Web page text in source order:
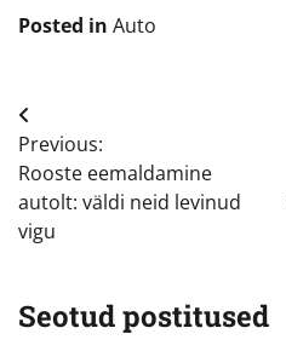
Posted in Auto
Navigeerimine
Previous:
Rooste eemaldamine
autolt: väldi neid levinud
vigu
Seotud postitused